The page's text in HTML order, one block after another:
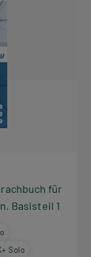
für
Basisteil 1
Solo